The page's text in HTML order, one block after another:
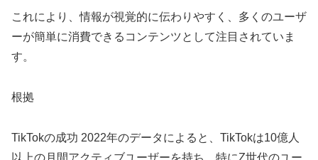
これにより、情報が視覚的に伝わりやすく、多くのユーザ
ーが簡単に消費できるコンテンツとして注目されていま
す。
根拠
TikTokの成功 2022年のデータによると、TikTokは10億人
以上の月間アクティブユーザーを持ち、特にZ世代のユー